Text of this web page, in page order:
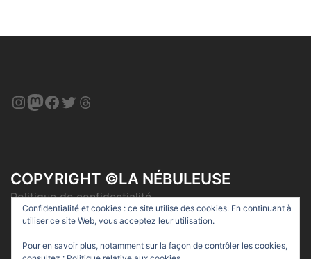
Instagram
Mastodon
Facebook
Twitter
Threads
COPYRIGHT ©LA NÉBULEUSE
Politique de confidentialité
Confidentialité et cookies : ce site utilise des cookies. En continuant à
utiliser ce site Web, vous acceptez leur utilisation.
Pour en savoir plus, notamment sur la façon de contrôler les cookies,